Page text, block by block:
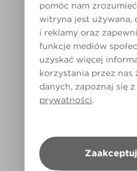
pomóc nam
witryna jest używana,
i reklamy oraz
funkcje mediów
uzyskać więcej
korzystania przez nas
danych, zapoznaj się z
prywatności.